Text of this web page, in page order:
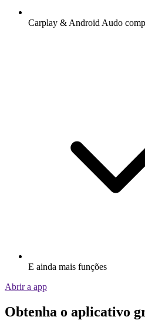
Carplay & Android Audo
E ainda mais funções
Abrir a app
Obtenha o aplicativo